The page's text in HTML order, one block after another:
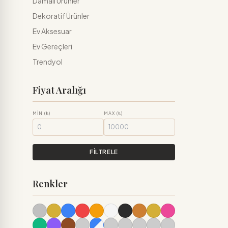
Dekoratif Ürünler
Ev Aksesuar
Ev Gereçleri
Trendyol
Fiyat Aralığı
MIN (₺) MAX (₺)
FİLTRELE
Renkler